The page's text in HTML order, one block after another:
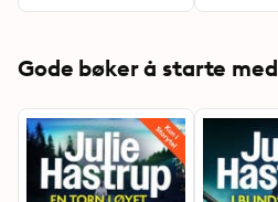
Gode bøker å starte med